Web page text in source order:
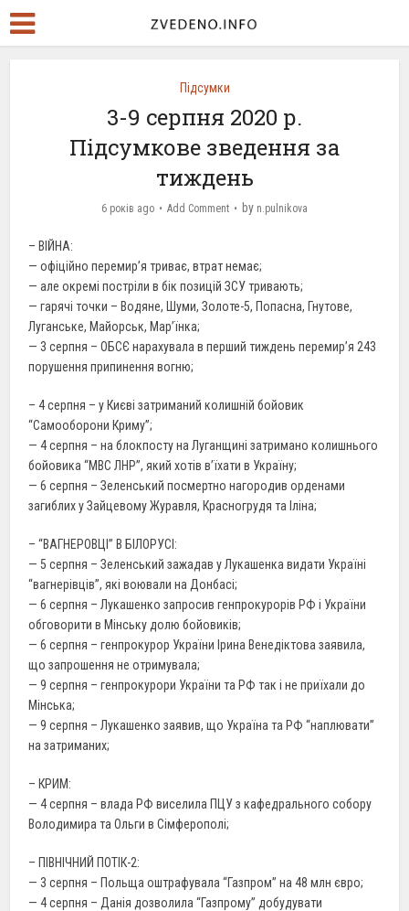
Підсумки
3-9 серпня 2020 р.
Підсумкове зведення за
тиждень
6 років ago Add Comment by n.pulnikova
– ВІЙНА:
— офіційно перемир’я триває, втрат немає;
— але окремі постріли в бік позицій ЗСУ тривають;
— гарячі точки – Водяне, Шуми, Золоте-5, Попасна, Гнутове,
Луганське, Майорськ, Мар’їнка;
— 3 серпня – ОБСЄ нарахувала в перший тиждень перемир’я 243
порушення припинення вогню;
– 4 серпня – у Києві затриманий колишній бойовик
“Самооборони Криму”;
— 4 серпня – на блокпосту на Луганщині затримано колишнього
бойовика “МВС ЛНР”, який хотів в’їхати в Україну;
— 6 серпня – Зеленський посмертно нагородив орденами
загиблих у Зайцевому Журавля, Красногрудя та Іліна;
– “ВАГНЕРОВЦІ” В БІЛОРУСІ:
— 5 серпня – Зеленський зажадав у Лукашенка видати Україні
“вагнерівців”, які воювали на Донбасі;
— 6 серпня – Лукашенко запросив генпрокурорів РФ і України
обговорити в Мінську долю бойовиків;
— 6 серпня – генпрокурор України Ірина Венедіктова заявила,
що запрошення не отримувала;
— 9 серпня – генпрокурори України та РФ так і не приїхали до
Мінська;
— 9 серпня – Лукашенко заявив, що Україна та РФ “наплювати”
на затриманих;
– КРИМ:
— 4 серпня – влада РФ виселила ПЦУ з кафедрального собору
Володимира та Ольги в Сімферополі;
– ПІВНІЧНИЙ ПОТІК-2:
— 3 серпня – Польща оштрафувала “Газпром” на 48 млн євро;
— 4 серпня – Данія дозволила “Газпрому” добудувати